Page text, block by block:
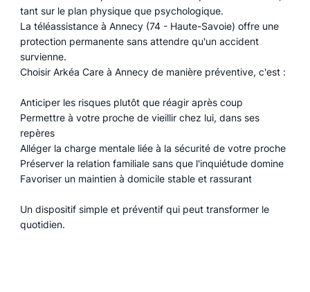
tant sur le plan physique que psychologique.
La téléassistance à Annecy (74 - Haute-Savoie) offre une
protection permanente sans attendre qu'un accident
survienne.
Choisir Arkéa Care à Annecy de manière préventive, c'est :
Anticiper les risques plutôt que réagir après coup
Permettre à votre proche de vieillir chez lui, dans ses
repères
Alléger la charge mentale liée à la sécurité de votre proche
Préserver la relation familiale sans que l'inquiétude domine
Favoriser un maintien à domicile stable et rassurant
Un dispositif simple et préventif qui peut transformer le
quotidien.